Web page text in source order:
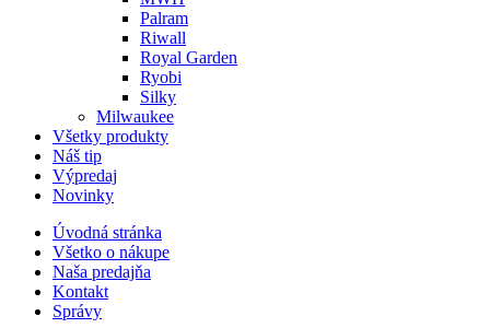
Palram
Riwall
Royal Garden
Ryobi
Silky
Milwaukee
Všetky produkty
Náš tip
Výpredaj
Novinky
Úvodná stránka
Všetko o nákupe
Naša predajňa
Kontakt
Správy